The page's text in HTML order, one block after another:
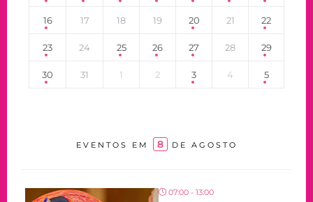
16 17 18 19 20 21 22
23 24 25 26 27 28 29
30 31 1 2 3 4 5
EVENTOS EM 8 DE AGOSTO
07:00 - 13:00